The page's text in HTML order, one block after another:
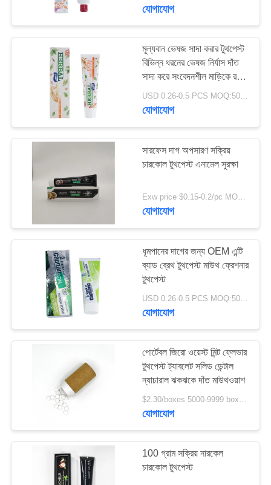
যোগাযোগ
মূল্যবান ভেষজ সাদা করার টুথপেস্ট
বিভিন্ন ধরনের ভেষজ নির্যাস দাঁত
সাদা করে সংবেদনশীল মাড়িকে রক্ষা
করে
USD 0.26-0.5 PCS MOQ:500pcs-30000pcs
যোগাযোগ
সারফেস দাগ অপসারণ সক্রিয়
চারকোল টুথপেস্ট এনামেল সুরক্ষা
Exw price $0.15-0.2/pc MOQ:500pcs-30000pcs
যোগাযোগ
ধূমপানের দাগের জন্য OEM এন্টি
ব্যাড ব্রেথ টুথপেস্ট মাউথ ফ্রেশনার
টুথপেস্ট
যোগাযোগ
পোর্টেবল জিরো ওয়েস্ট মিন্ট ফ্লেভার
টুথপেস্ট ট্যাবলেট সলিড ডেন্টাল
ন্যাচারাল ঝকঝকে দাঁত মাউথওয়াশ
যোগাযোগ
100 গ্রাম সক্রিয় নারকেল
চারকোল টুথপেস্ট